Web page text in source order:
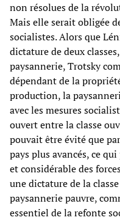
non résolues de la
Mais elle serait obligée
socialistes. Alors que
dictature de deux
paysannerie, Trotsky
dépendant de la
production, la
avec les mesures
ouvert entre la classe
pouvait être évité que
pays plus avancés, ce
et considérable des
une dictature de la
paysannerie pauvre,
essentiel de la refonte